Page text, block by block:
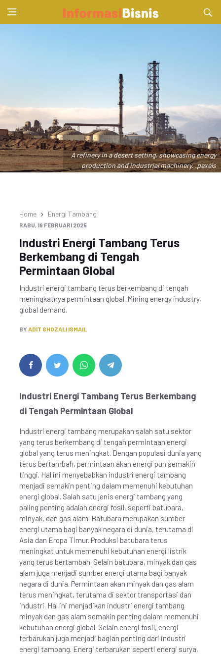
A refinery in a desert setting, showcasing energy
production and industrial machinery. .pexels
Home Energi Tambang
RABU, 19 FEBRUARI 2025
Industri Energi Tambang Terus
Berkembang di Tengah
Permintaan Global
Industri energi tambang terus berkembang di tengah
meningkatnya permintaan global. Mining energy industry,
global demand.
BY ADIT GHOZALI ISMAIL
Industri Energi Tambang Terus Berkembang
di Tengah Permintaan Global
Industri energi tambang merupakan salah satu sektor
yang terus berkembang di tengah permintaan energi
global yang terus meningkat. Dengan populasi dunia yang
terus bertambah, permintaan akan energi pun semakin
tinggi. Hal ini menyebabkan industri energi tambang
menjadi semakin penting dalam memenuhi kebutuhan
energi global. Salah satu jenis energi tambang yang
paling penting adalah energi fosil, seperti batubara,
minyak, dan gas alam. Batubara merupakan sumber
energi utama bagi banyak negara di dunia, terutama di
Asia dan Eropa Timur. Produksi batubara terus
meningkat untuk memenuhi kebutuhan energi listrik
yang terus bertambah. Selain batubara, minyak dan gas
alam juga menjadi sumber energi utama bagi banyak
negara di dunia. Permintaan akan minyak dan gas alam
terus meningkat, terutama di sektor transportasi dan
industri. Hal ini menjadikan industri energi tambang
minyak dan gas alam semakin penting dalam memenuhi
kebutuhan energi global. Selain energi fosil, energi
terbarukan juga menjadi bagian penting dari industri
energi tambang. Energi terbarukan seperti energi surya,